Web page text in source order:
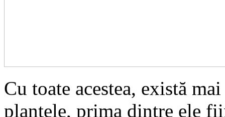
Cu toate acestea, există
plantele, prima dintre ele